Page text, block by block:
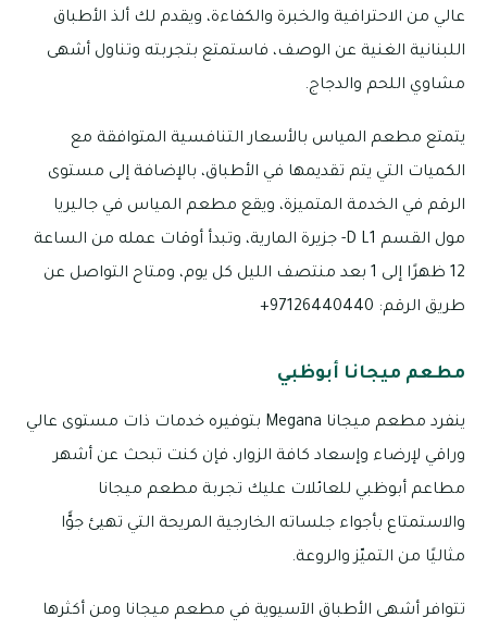
عالي من الاحترافية والخبرة والكفاءة، ويقدم لك ألذ الأطباق
اللبنانية الغنية عن الوصف، فاستمتع بتجربته وتناول أشهى
مشاوي اللحم والدجاج.
يتمتع مطعم المياس بالأسعار التنافسية المتوافقة مع
الكميات التي يتم تقديمها في الأطباق، بالإضافة إلى مستوى
الرقم في الخدمة المتميزة، ويقع مطعم المياس في جاليريا
مول القسم D L1- جزيرة المارية، وتبدأ أوقات عمله من الساعة
12 ظهرًا إلى 1 بعد منتصف الليل كل يوم، ومتاح التواصل عن
طريق الرقم: 97126440440+
مطعم ميجانا أبوظبي
ينفرد مطعم ميجانا Megana بتوفيره خدمات ذات مستوى عالي
وراقي لإرضاء وإسعاد كافة الزوار، فإن كنت تبحث عن أشهر
مطاعم أبوظبي للعائلات عليك تجربة مطعم ميجانا
والاستمتاع بأجواء جلساته الخارجية المريحة التي تهيئ جوًّا
مثاليًا من التميّز والروعة.
تتوافر أشهى الأطباق الآسيوية في مطعم ميجانا ومن أكثرها